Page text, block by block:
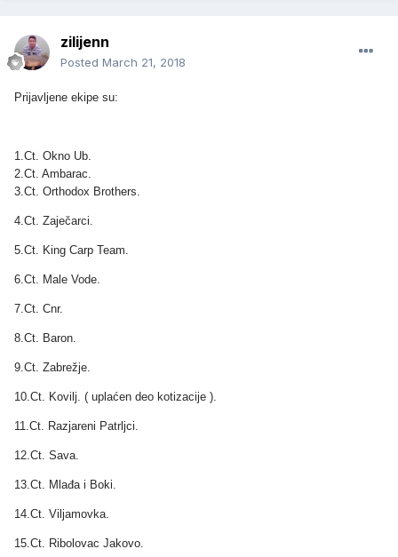
zilijenn
Posted March 21, 2018
Prijavljene ekipe su:
1.Ct. Okno Ub.
2.Ct. Ambarac.
3.Ct. Orthodox Brothers.
4.Ct. Zaječarci.
5.Ct. King Carp Team.
6.Ct. Male Vode.
7.Ct. Cnr.
8.Ct. Baron.
9.Ct. Zabrežje.
10.Ct. Kovilj. ( uplaćen deo kotizacije ).
11.Ct. Razjareni Patrljci.
12.Ct. Sava.
13.Ct. Mlađa i Boki.
14.Ct. Viljamovka.
15.Ct. Ribolovac Jakovo.